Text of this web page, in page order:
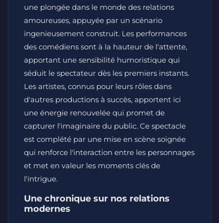
une plongée dans le monde des relations
amoureuses, appuyée par un scénario
ingenieusement construit. Les performances
des comédiens sont à la hauteur de l'attente,
apportant une sensibilité humoristique qui
séduit le spectateur dès les premiers instants.
Les artistes, connus pour leurs rôles dans
d'autres productions à succès, apportent ici
une énergie renouvelée qui promet de
capturer l'imaginaire du public. Ce spectacle
est complété par une mise en scène soignée
qui renforce l'interaction entre les personnages
et met en valeur les moments clés de
l'intrigue.
Une chronique sur nos relations
modernes